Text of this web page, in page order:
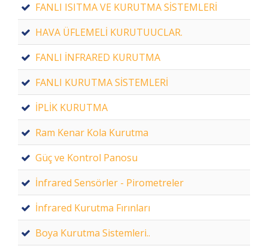
FANLI ISITMA VE KURUTMA SİSTEMLERİ
HAVA ÜFLEMELİ KURUTUUCLAR.
FANLI İNFRARED KURUTMA
FANLI KURUTMA SİSTEMLERİ
İPLİK KURUTMA
Ram Kenar Kola Kurutma
Güç ve Kontrol Panosu
İnfrared Sensörler - Pirometreler
İnfrared Kurutma Fırınları
Boya Kurutma Sistemleri..